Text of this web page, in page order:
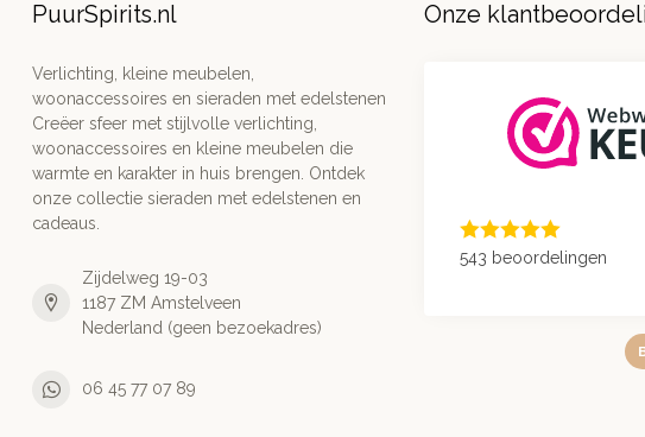
PuurSpirits.nl
Verlichting, kleine meubelen,
woonaccessoires en sieraden met edelstenen
Creëer sfeer met stijlvolle verlichting,
woonaccessoires en kleine meubelen die
warmte en karakter in huis brengen. Ontdek
onze collectie sieraden met edelstenen en
cadeaus.
Zijdelweg 19-03
1187 ZM Amstelveen
Nederland (geen bezoekadres)
06 45 77 07 89
Onze
543 beoordelingen